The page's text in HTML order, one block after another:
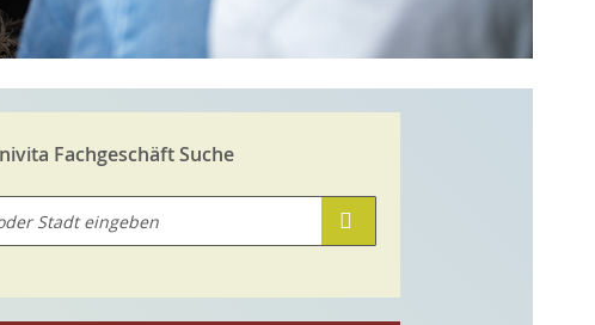
Fachgeschäft Suche